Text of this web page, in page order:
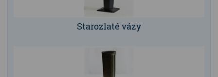
Starozlaté vázy